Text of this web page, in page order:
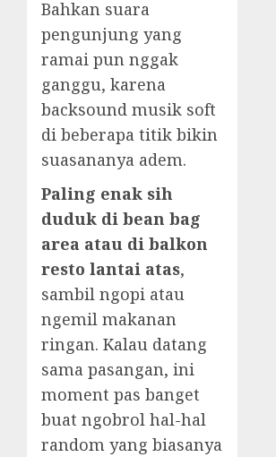
Bahkan suara
pengunjung yang
ramai pun nggak
ganggu, karena
backsound musik soft
di beberapa titik bikin
suasananya adem.
Paling enak sih
duduk di bean bag
area atau di balkon
resto lantai atas,
sambil ngopi atau
ngemil makanan
ringan. Kalau datang
sama pasangan, ini
moment pas banget
buat ngobrol hal-hal
random yang biasanya